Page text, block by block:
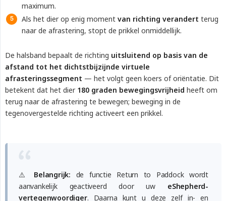
maximum.
Als het dier op enig moment van richting verandert terug
naar de afrastering, stopt de prikkel onmiddellijk.
De halsband bepaalt de richting uitsluitend op basis van de
afstand tot het dichtstbijzijnde virtuele
afrasteringssegment — het volgt geen koers of oriëntatie. Dit
betekent dat het dier 180 graden bewegingsvrijheid heeft om
terug naar de afrastering te bewegen; beweging in de
tegenovergestelde richting activeert een prikkel.
⚠️ Belangrijk: de functie Return to Paddock wordt
aanvankelijk geactiveerd door uw eShepherd-
vertegenwoordiger. Daarna kunt u deze zelf in- en